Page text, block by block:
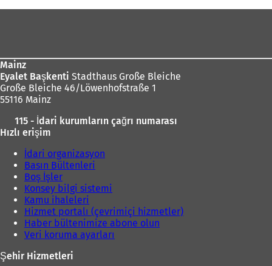
Mainz
Eyalet Başkenti Stadthaus Große Bleiche
Große Bleiche 46/Löwenhofstraße 1
55116 Mainz
115 - İdari kurumların çağrı numarası
Hızlı erişim
İdari organizasyon
Basın Bültenleri
Boş İşler
Konsey bilgi sistemi
Kamu ihaleleri
Hizmet portalı (çevrimiçi hizmetler)
Haber bültenimize abone olun
Veri koruma ayarları
Şehir Hizmetleri